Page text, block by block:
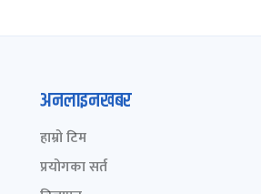
अनलाइनखबर
हाम्रो टिम
प्रयोगका सर्त